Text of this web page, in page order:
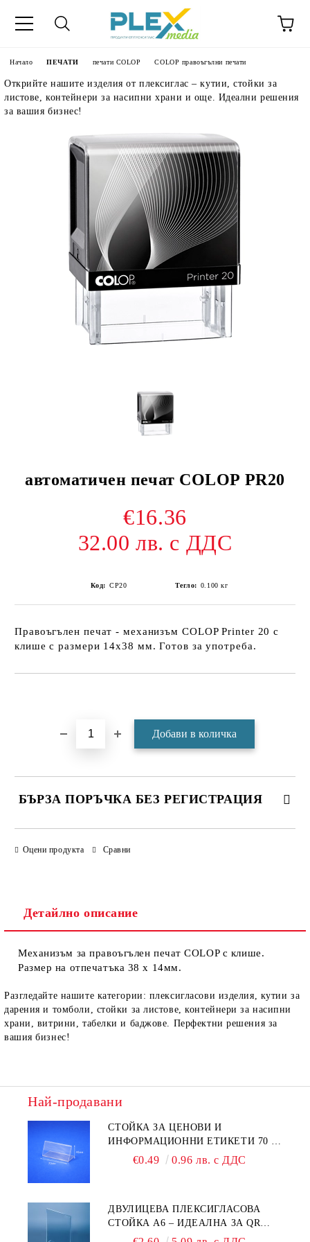
Начало ПЕЧАТИ печати COLOP COLOP правоъгълни печати
Открийте нашите изделия от плексиглас – кутии, стойки за
листове, контейнери за насипни храни и още. Идеални решения
за вашия бизнес!
автоматичен печат COLOP PR20
€16.36
32.00 лв. с ДДС
Код: CP20 Тегло: 0.100 кг
Правоъгълен печат - механизъм COLOP Printer 20 с
клише с размери 14х38 мм. Готов за употреба.
БЪРЗА ПОРЪЧКА БЕЗ РЕГИСТРАЦИЯ
Ние ще се свържем с вас в рамките на работния ден.
Оцени продукта Сравни
Детайлно описание
Механизъм за правоъгълен печат COLOP с клише.
Размер на отпечатъка 38 х 14мм.
Разгледайте нашите категории: плексигласови изделия, кутии за
дарения и томболи, стойки за листове, контейнери за насипни
храни, витрини, табелки и баджове. Перфектни решения за
вашия бизнес!
Най-продавани
СТОЙКА ЗА ЦЕНОВИ И
ИНФОРМАЦИОННИ ЕТИКЕТИ 70 ×
40 ММ – ПРОЗРАЧНА
€0.49 0.96 лв. с ДДС
ДВУЛИЦЕВА ПЛЕКСИГЛАСОВА
СТОЙКА A6 – ИДЕАЛНА ЗА QR
КОДОВЕ И РЕКЛАМИ